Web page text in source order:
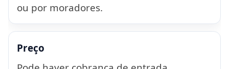
ou por moradores.
Preço